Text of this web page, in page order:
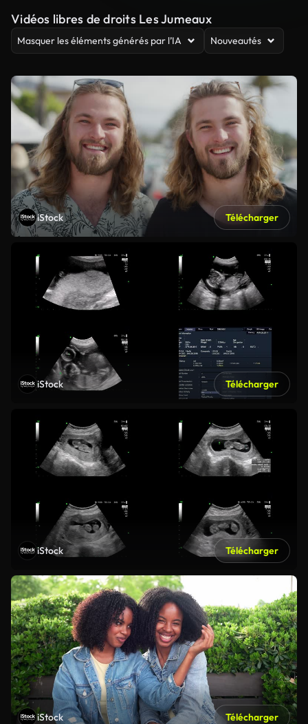
Vidéos libres de droits Les Jumeaux
Masquer les éléments générés par l’IA Nouveautés
iStock Télécharger
iStock Télécharger
iStock Télécharger
iStock Télécharger